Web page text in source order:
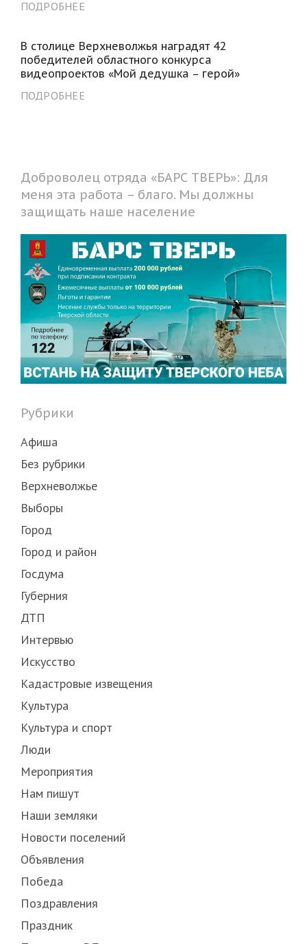
ПОДРОБНЕЕ
В столице Верхневолжья наградят 42
победителей областного конкурса
видеопроектов «Мой дедушка – герой»
ПОДРОБНЕЕ
Доброволец отряда «БАРС ТВЕРЬ»: Для
меня эта работа – благо. Мы должны
защищать наше население
Рубрики
Афиша
Без рубрики
Верхневолжье
Выборы
Город
Город и район
Госдума
Губерния
ДТП
Интервью
Искусство
Кадастровые извещения
Культура
Культура и спорт
Люди
Мероприятия
Нам пишут
Наши земляки
Новости поселений
Объявления
Победа
Поздравления
Праздник